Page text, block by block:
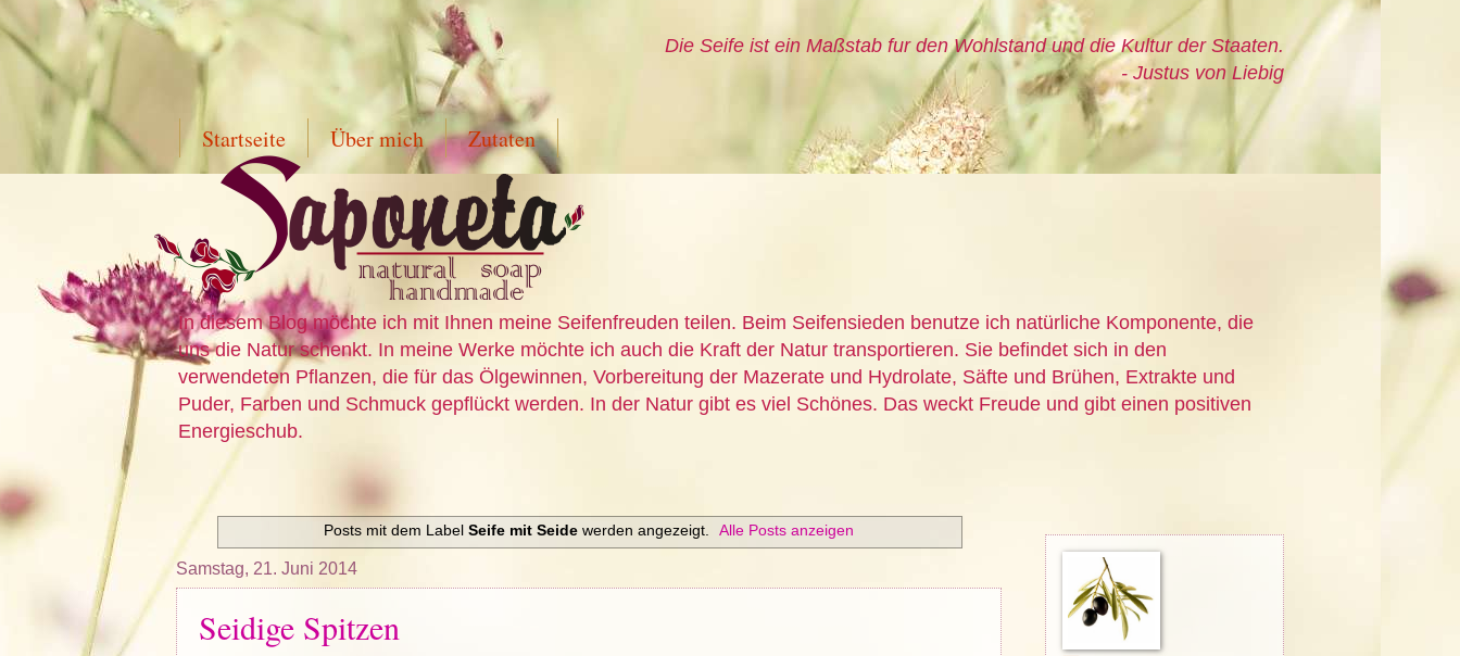
Die Seife ist ein Maßstab fur den Wohlstand und die Kultur der Staaten.
- Justus von Liebig
Startseite Über mich Zutaten
In diesem Blog möchte ich mit Ihnen meine Seifenfreuden teilen. Beim Seifensieden benutze ich natürliche Komponente, die
uns die Natur schenkt. In meine Werke möchte ich auch die Kraft der Natur transportieren. Sie befindet sich in den
verwendeten Pflanzen, die für das Ölgewinnen, Vorbereitung der Mazerate und Hydrolate, Säfte und Brühen, Extrakte und
Puder, Farben und Schmuck gepflückt werden. In der Natur gibt es viel Schönes. Das weckt Freude und gibt einen positiven
Energieschub.
Posts mit dem Label Seife mit Seidewerden angezeigt. Alle Posts anzeigen
Samstag, 21. Juni 2014
Seidige Spitzen